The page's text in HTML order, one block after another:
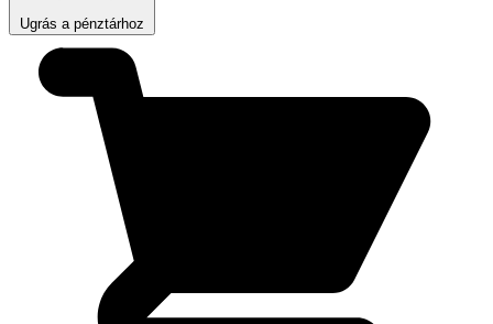
Ugrás a pénztárhoz